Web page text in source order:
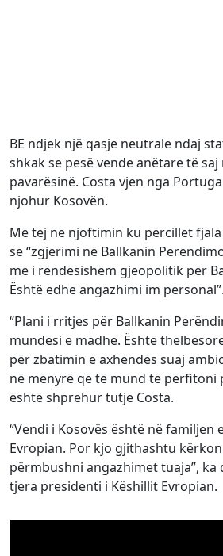
BE ndjek një qasje neutrale ndaj
shkak se pesë vende anëtare të
pavarësinë. Costa vjen nga
njohur Kosovën.
Më tej në njoftimin ku përcillet
se “zgjerimi në Ballkanin
më i rëndësishëm gjeopolitik për
Është edhe angazhimi im personal”.
“Plani i rritjes për Ballkanin
mundësi e madhe. Është
për zbatimin e axhendës suaj
në mënyrë që të mund të përfitoni
është shprehur tutje Costa.
“Vendi i Kosovës është në familjen
Evropian. Por kjo gjithashtu
përmbushni angazhimet tuaja”,
tjera presidenti i Këshillit Evropian.